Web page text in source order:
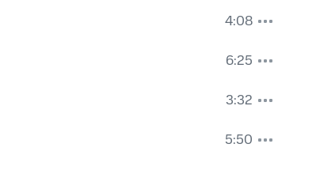
4:08
6:25
3:32
5:50